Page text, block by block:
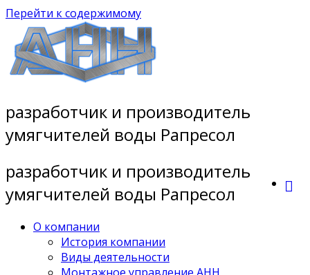
Перейти к содержимому
разработчик и производитель
умягчителей воды Рапресол
разработчик и производитель
умягчителей воды Рапресол
О компании
История компании
Виды деятельности